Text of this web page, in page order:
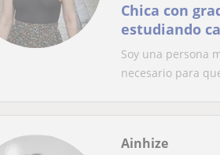
Chica con
estudiando
clases
euskera.
(cualquier
Soy una persona
necesario para
Ainhize